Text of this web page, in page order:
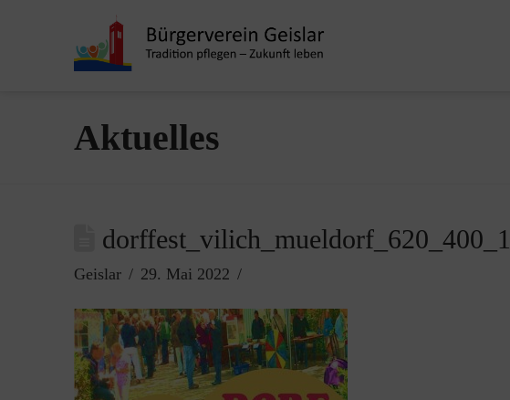
Aktuelles
dorffest_vilich_mueldorf_620_400_1
Geislar 29. Mai 2022